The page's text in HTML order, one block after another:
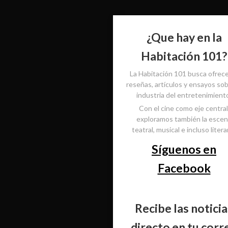
¿Que hay en la
Habitación 101?
La Habitación 101 busca
reseñas, artículos y ensayos
industria del
Con el cine como eje
exploramos también la
teatral, musical e incluso
Síguenos en
Facebook
Recibe las